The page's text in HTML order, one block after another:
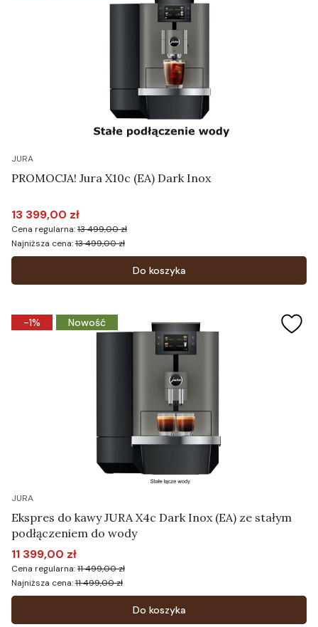
JURA
PROMOCJA! Jura X10c (EA) Dark Inox
Cena promocyjna
13 399,00 zł
Cena regularna:13 499,00 zł
Najniższa cena:13 499,00 zł
Do koszyka
-1% Nowość
JURA
Ekspres do kawy JURA X4c Dark Inox (EA) ze stałym
podłączeniem do wody
Cena promocyjna
11 399,00 zł
Cena regularna:11 499,00 zł
Najniższa cena:11 499,00 zł
Do koszyka